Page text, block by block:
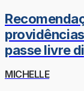
passe livre
MICHELLE